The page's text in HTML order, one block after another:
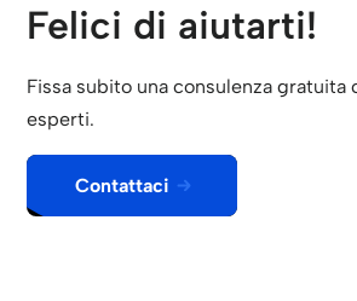
Felici di aiutarti!
Fissa subito una consulenza gratuita
esperti.
Contattaci